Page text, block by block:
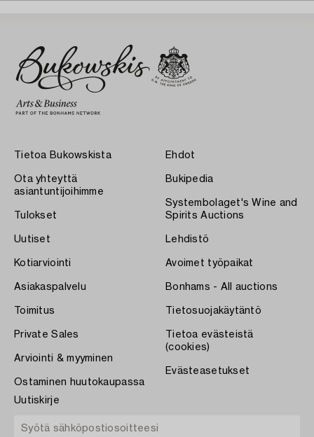
Tietoa Bukowskista
Ota yhteyttä
asiantuntijoihimme
Tulokset
Uutiset
Kotiarviointi
Asiakaspalvelu
Toimitus
Private Sales
Arviointi & myyminen
Ostaminen huutokaupassa
Ehdot
Bukipedia
Systembolaget's Wine and
Spirits Auctions
Lehdistö
Avoimet työpaikat
Bonhams - All auctions
Tietosuojakäytäntö
Tietoa evästeistä
(cookies)
Evästeasetukset
Uutiskirje